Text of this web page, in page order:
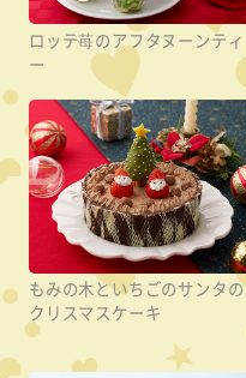
ロッテ苺のアフタヌーンティ
ー
もみの木といちごのサンタの
クリスマスケーキ